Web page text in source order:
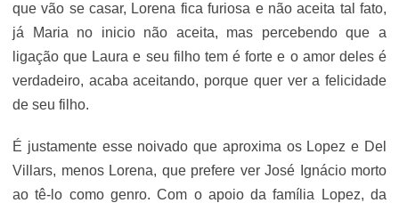
que vão se casar, Lorena fica furiosa e não aceita tal fato,
já Maria no inicio não aceita, mas percebendo que a
ligação que Laura e seu filho tem é forte e o amor deles é
verdadeiro, acaba aceitando, porque quer ver a felicidade
de seu filho.
É justamente esse noivado que aproxima os Lopez e Del
Villars, menos Lorena, que prefere ver José Ignácio morto
ao tê-lo como genro. Com o apoio da família Lopez, da